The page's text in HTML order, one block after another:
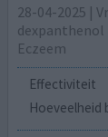
28-04-2025 |
dexpanthenol
Eczeem
Effectiviteit
Hoeveelheid